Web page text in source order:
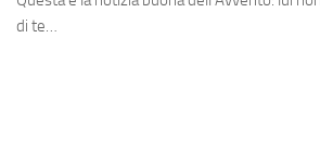
di te…